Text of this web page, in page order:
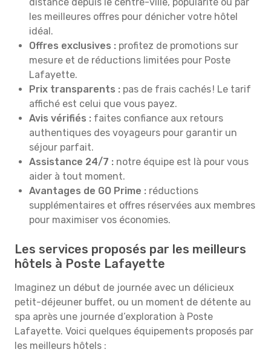
les meilleures offres pour dénicher votre hôtel
idéal.
Offres exclusives : profitez de promotions sur
mesure et de réductions limitées pour Poste
Lafayette.
Prix transparents : pas de frais cachés ! Le tarif
affiché est celui que vous payez.
Avis vérifiés : faites confiance aux retours
authentiques des voyageurs pour garantir un
séjour parfait.
Assistance 24/7 : notre équipe est là pour vous
aider à tout moment.
Avantages de GO Prime : réductions
supplémentaires et offres réservées aux membres
pour maximiser vos économies.
Les services proposés par les meilleurs
hôtels à Poste Lafayette
Imaginez un début de journée avec un délicieux
petit-déjeuner buffet, ou un moment de détente au
spa après une journée d’exploration à Poste
Lafayette. Voici quelques équipements proposés par
les meilleurs hôtels :